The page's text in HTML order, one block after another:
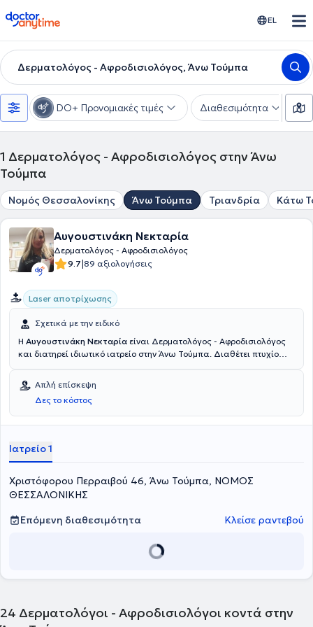
doctoranytime EL
Δερματολόγος - Αφροδισιολόγος, Άνω Τούμπα
DO+ Προνομιακές τιμές Διαθεσιμότητα
1 Δερματολόγος - Αφροδισιολόγος στην Άνω
Τούμπα
Νομός Θεσσαλονίκης Άνω Τούμπα Τριανδρία Κάτω
Αυγουστινάκη Νεκταρία
Δερματολόγος - Αφροδισιολόγος
9.7|89 αξιολογήσεις
Laser αποτρίχωσης
Σχετικά με την ειδικό
Η Αυγουστινάκη Νεκταρία είναι Δερματολόγος - Αφροδισιολόγος
και διατηρεί ιδιωτικό ιατρείο στην Άνω Τούμπα. Διαθέτει πτυχίο
ειδικεύτηκε στην Δερματολογία - Αφροδισιολογία στο νοσοκομείο
αφροδίσιων και δερματικών νόσων στη Θεσσαλονίκη. Επίσης, έχει
κάνει μετεκπαίδευση στο Gardiff της Ουαλίας. Τέλος, έχει
συμμετάσχει σε συνέδρια στο εξωτερικό και στο εσωτερικό, ενώ
εσωτερικού.
Απλή επίσκεψη
Δες το κόστος
Ιατρείο 1
Χριστόφορου Περραιβού 46, Άνω Τούμπα, ΝΟΜΟΣ
ΘΕΣΣΑΛΟΝΙΚΗΣ
Επόμενη διαθεσιμότητα
Κλείσε ραντεβού
24 Δερματολόγοι - Αφροδισιολόγοι κοντά στην